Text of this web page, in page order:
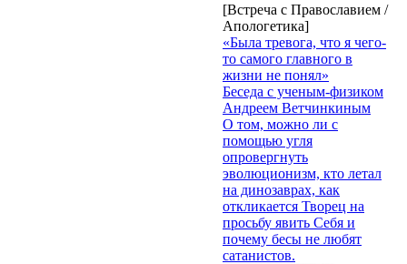
[Встреча с Православием /
Апологетика]
«Была тревога, что я чего-
то самого главного в
жизни не понял»
Беседа с ученым-физиком
Андреем Ветчинкиным
О том, можно ли с
помощью угля
опровергнуть
эволюционизм, кто летал
на динозаврах, как
откликается Творец на
просьбу явить Себя и
почему бесы не любят
сатанистов.